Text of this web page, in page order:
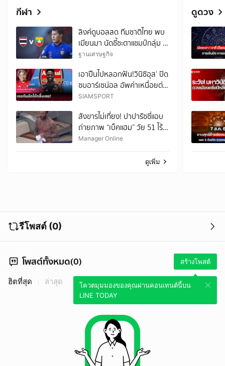
กีฬา
ลิงค์ดูบอลสด ทีมชาติไทย พบ
เมียนมา นัดชี้ชะตาแชมป์กลุ่ม B
ศึก ASEAN HYUNDAI CUP
ฐานเศรษฐกิจ
เอาปืนไปหลอกฟัน!วินิซิอุส’ ปัด
ซบอาร์เซน่อล อัพค่าเหนื่อยต่อ
สัญญาเรอัล มาดริด
SIAMSPORT
สังขารไม่เที่ยง! ปาปารัซซี่แอบ
ถ่ายภาพ “เบ็คแฮม” วัย 51 ไร้
ฟิลเตอร์ เผยให้เห็นผมบาง-
Manager Online
ดูเพิ่ม
ดูดวง
รีโพสต์ (0)
โพสต์ทั้งหมด(0) สร้างโพสต์
โควตมุมมองของคุณผ่านคอนเทนต์นี้บน
LINE TODAY
ฮิตที่สุด ล่าสุด